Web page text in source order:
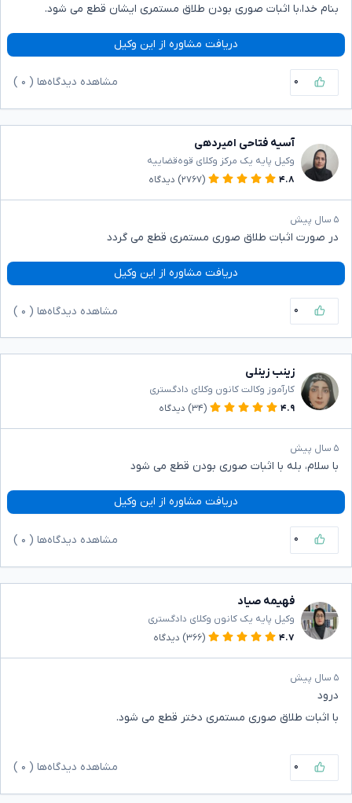
بنام خدا،با اثبات صوری بودن طلاق مستمری ایشان قطع می شود.
دریافت مشاوره از این وکیل
۰ مشاهده دیدگاه‌ها ( ۰
آسیه فتاحی امیردهی
وکیل پایه یک مرکز وکلای قوه‌قضاییه
۴.۸
(۲۷۶۷) دیدگاه
۵ سال پیش
در صورت اثبات طلاق صوری مستمری قطع می گردد
دریافت مشاوره از این وکیل
۰ مشاهده دیدگاه‌ها ( ۰
زینب زینلی
کارآموز وکالت کانون وکلای دادگستری
۴.۹
(۳۴) دیدگاه
۵ سال پیش
با سلام، بله با اثبات صوری بودن قطع می شود
دریافت مشاوره از این وکیل
۰ مشاهده دیدگاه‌ها ( ۰
فهیمه صیاد
وکیل پایه یک کانون وکلای دادگستری
۴.۷
(۳۶۶) دیدگاه
۵ سال پیش
درود
با اثبات طلاق صوری مستمری دختر قطع می شود.
۰ مشاهده دیدگاه‌ها ( ۰